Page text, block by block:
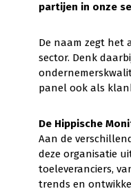
partijen in onze
De naam zegt het
sector. Denk
panel ook als
De Hippische
Aan de
deze organisatie
toeleveranciers,
trends en